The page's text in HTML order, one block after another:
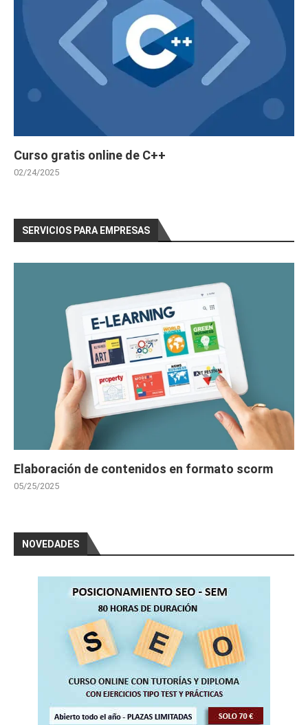
Curso gratis online de C++
02/24/2025
SERVICIOS PARA EMPRESAS
Elaboración de contenidos en formato scorm
05/25/2025
NOVEDADES